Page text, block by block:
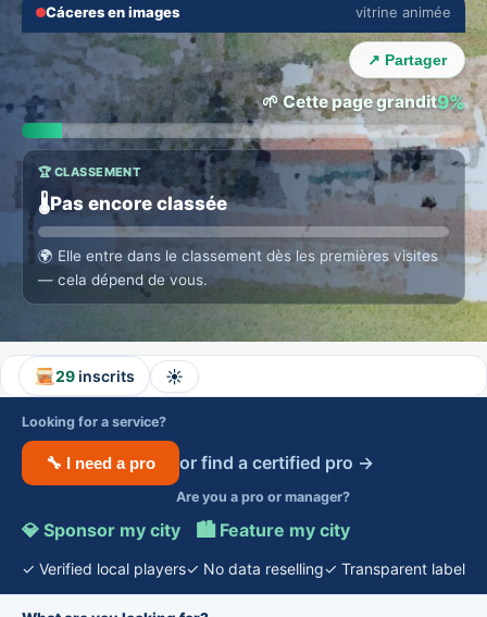
Cáceres en images vitrine animée
‹ ›
🔇 ⛶
↗ Partager
🌱 Cette page grandit9%
🏆 CLASSEMENT
🌡️Pas encore classée
🌍 Elle entre dans le classement dès les premières visites
— cela dépend de vous.
29inscrits ☀️
Looking for a service?
🔧 I need a pro or find a certified pro →
Are you a pro or manager?
💎 Sponsor my city · 🏙️ Feature my city
✓ Verified local players✓ No data reselling✓ Transparent label